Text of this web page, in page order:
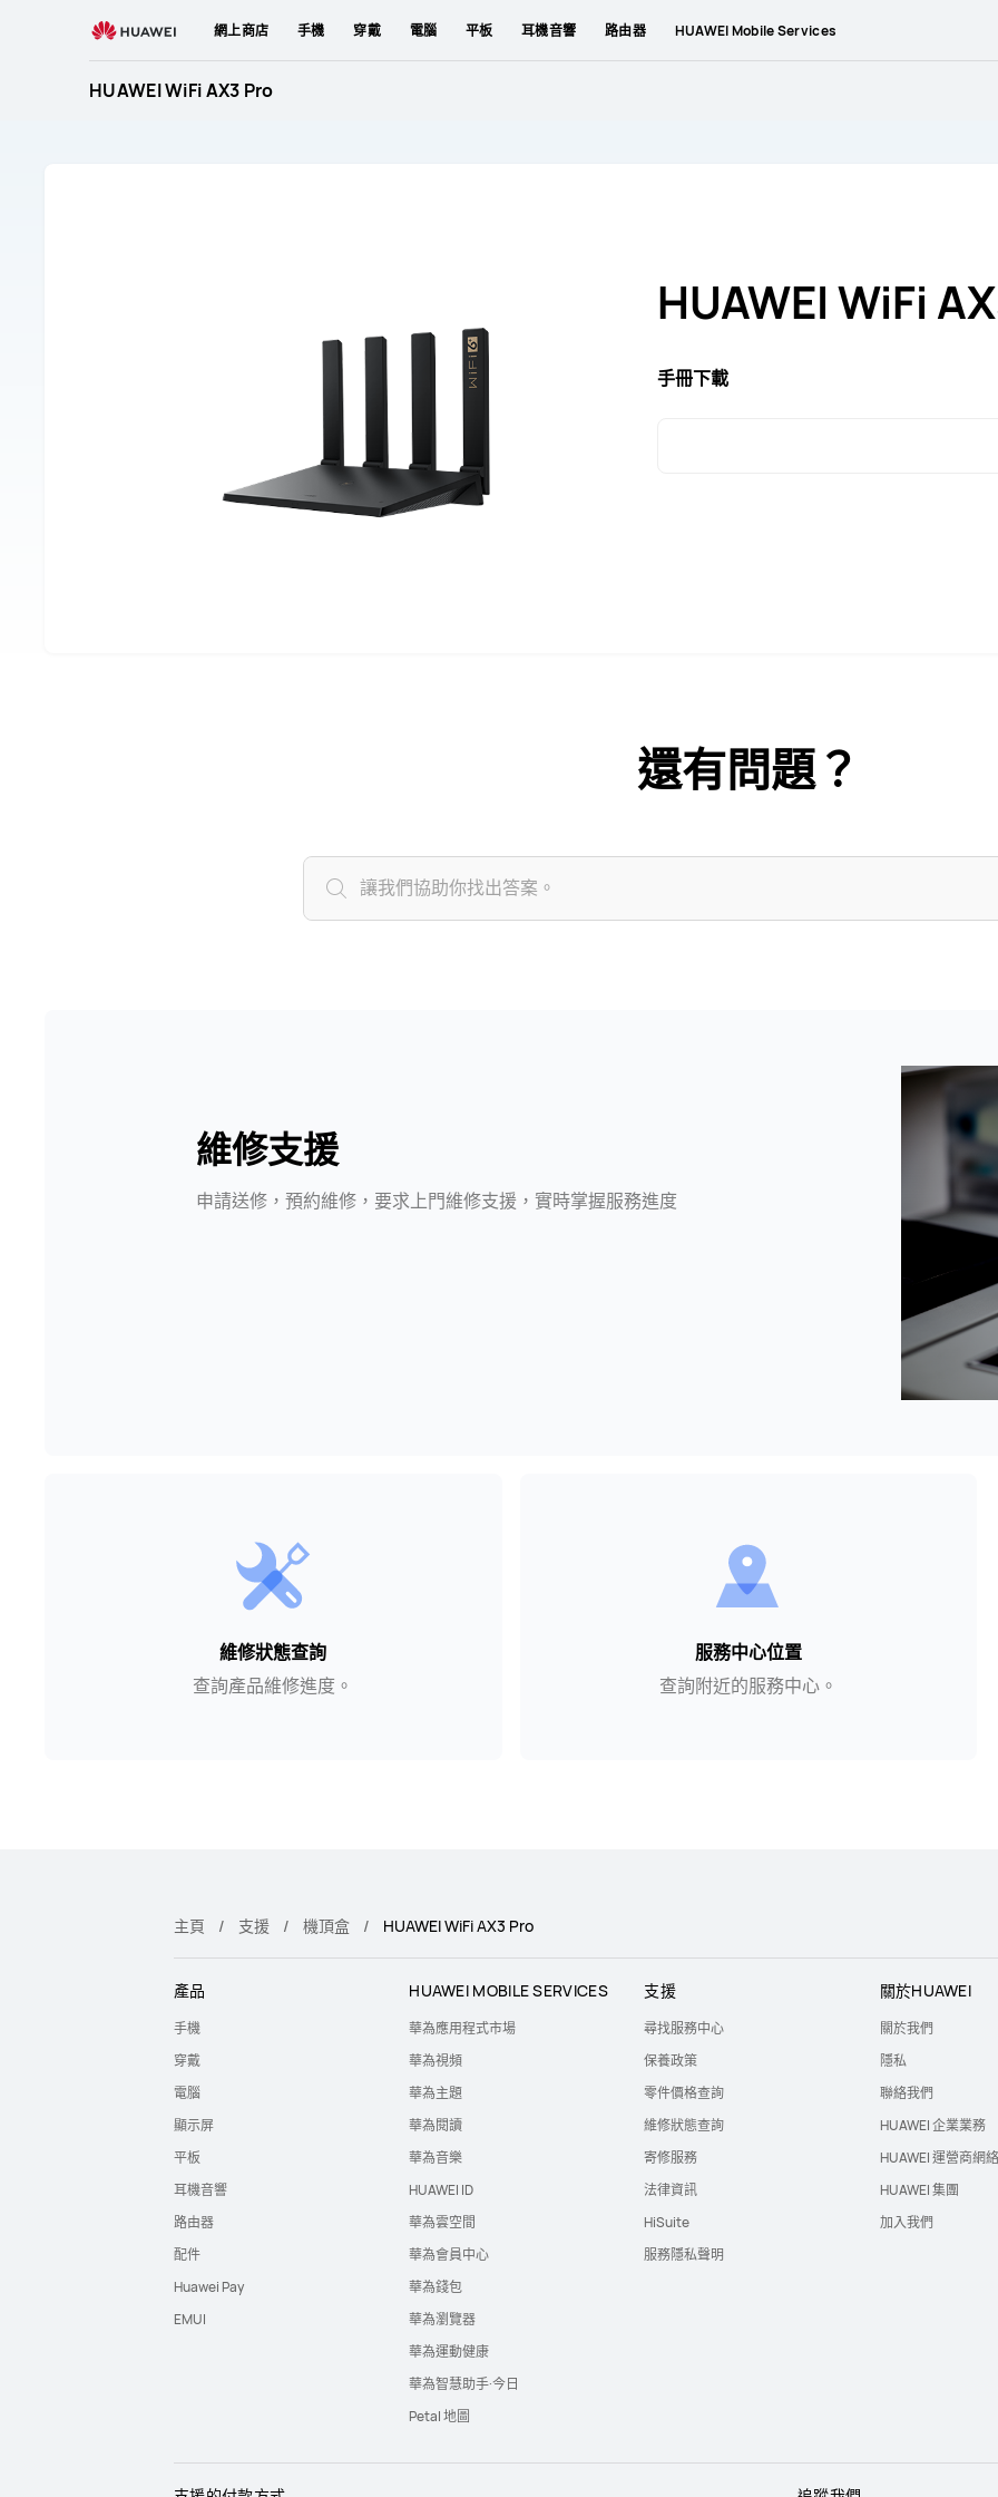
網上商店 手機 穿戴 電腦 平板 耳機音響 路由器 HUAWEI Mobile Services
HUAWEI WiFi AX3 Pro
HUAWEI WiFi
手冊下載
還有問題？
維修支援
申請送修，預約維修，要求上門維修支援，實時掌握服務進度
維修狀態查詢
查詢產品維修進度。
服務中心位置
查詢附近的服務中心。
主頁 支援 機頂盒 HUAWEI WiFi AX3 Pro
產品
手機
穿戴
電腦
顯示屏
平板
耳機音響
路由器
配件
Huawei Pay
EMUI
HUAWEI MOBILE SERVICES
華為應用程式市場
華為視頻
華為主題
華為閱讀
華為音樂
HUAWEI ID
華為雲空間
華為會員中心
華為錢包
華為瀏覽器
華為運動健康
華為智慧助手·今日
Petal 地圖
支援
尋找服務中心
保養政策
零件價格查詢
維修狀態查詢
寄修服務
法律資訊
HiSuite
服務隱私聲明
關於HUAWEI
關於我們
隱私
聯絡我們
HUAWEI 企業業務
HUAWEI 運營商網絡
HUAWEI 集團
加入我們